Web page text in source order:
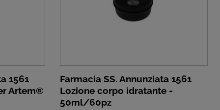
1561
Artem®
Farmacia SS. Annunziata 1561
Lozione corpo idratante -
50ml/60pz